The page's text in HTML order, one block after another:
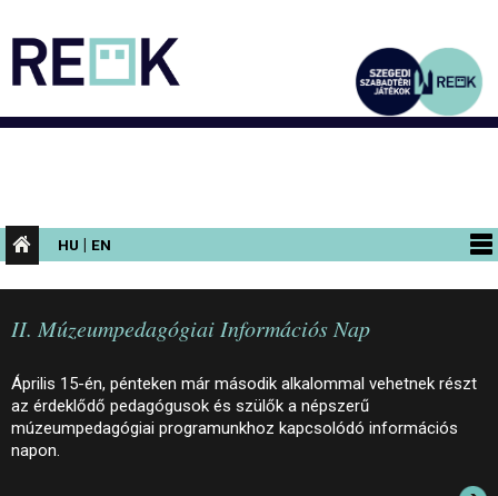
HU | EN
PROGRAMOK
KIÁLLÍTÁSOK
AZ ÉPÜLET
INFORMÁCIÓK
II. Múzeumpedagógiai Információs Nap
Április 15-én, pénteken már második alkalommal vehetnek részt
az érdeklődő pedagógusok és szülők a népszerű
múzeumpedagógiai programunkhoz kapcsolódó információs
napon.